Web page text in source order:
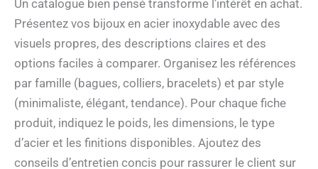
Un catalogue bien pensé transforme l’intérêt en achat.
Présentez vos bijoux en acier inoxydable avec des
visuels propres, des descriptions claires et des
options faciles à comparer. Organisez les références
par famille (bagues, colliers, bracelets) et par style
(minimaliste, élégant, tendance). Pour chaque fiche
produit, indiquez le poids, les dimensions, le type
d’acier et les finitions disponibles. Ajoutez des
conseils d’entretien concis pour rassurer le client sur